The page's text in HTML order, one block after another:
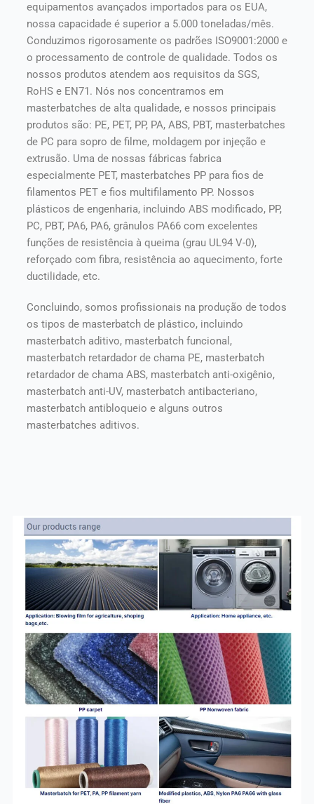
equipamentos avançados importados para os EUA,
nossa capacidade é superior a 5.000 toneladas/mês.
Conduzimos rigorosamente os padrões ISO9001:2000 e
o processamento de controle de qualidade. Todos os
nossos produtos atendem aos requisitos da SGS,
RoHS e EN71. Nós nos concentramos em
masterbatches de alta qualidade, e nossos principais
produtos são: PE, PET, PP, PA, ABS, PBT, masterbatches
de PC para sopro de filme, moldagem por injeção e
extrusão. Uma de nossas fábricas fabrica
especialmente PET, masterbatches PP para fios de
filamentos PET e fios multifilamento PP. Nossos
plásticos de engenharia, incluindo ABS modificado, PP,
PC, PBT, PA6, PA6, grânulos PA66 com excelentes
funções de resistência à queima (grau UL94 V-0),
reforçado com fibra, resistência ao aquecimento, forte
ductilidade, etc.
Concluindo, somos profissionais na produção de todos
os tipos de masterbatch de plástico, incluindo
masterbatch aditivo, masterbatch funcional,
masterbatch retardador de chama PE, masterbatch
retardador de chama ABS, masterbatch anti-oxigênio,
masterbatch anti-UV, masterbatch antibacteriano,
masterbatch antibloqueio e alguns outros
masterbatches aditivos.